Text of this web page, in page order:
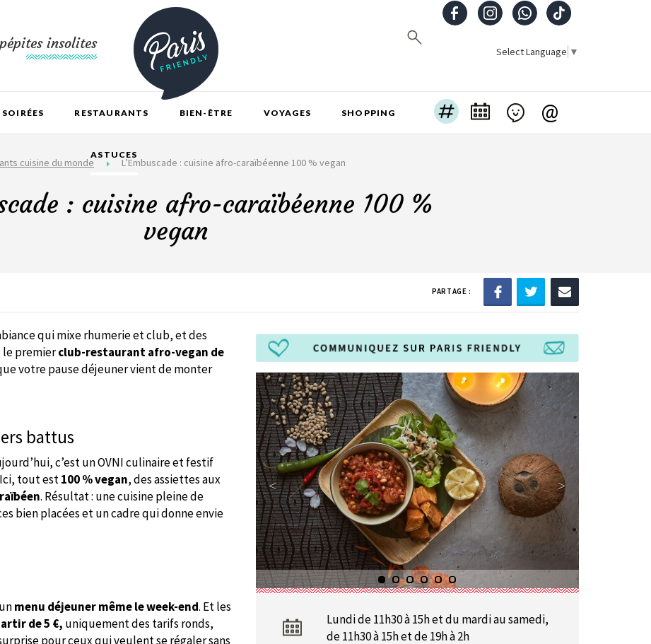
insolites Select Language ▼
SOIRÉES RESTAURANTS BIEN-ÊTRE VOYAGES SHOPPING
ASTUCES
@
cuisine du monde L’Embuscade : cuisine afro-caraïbéenne 100 % vegan
: cuisine afro-caraïbéenne 100 %
vegan
PARTAGE :
qui mixe rhumerie et club, et des
le premierclub-restaurant afro-vegan de
votre pause déjeuner vient de monter
battus
c’est un OVNI culinaire et festif
tout est100 % vegan, des assiettes aux
. Résultat : une cuisine pleine de
bien placées et un cadre qui donne envie
menu déjeuner même le week-end. Et les
de 5 €, uniquement des tarifs ronds,
pour ceux qui veulent se régaler sans
Lundi de 11h30 à 15h et du mardi au samedi,
de 11h30 à 15h et de 19h à 2h